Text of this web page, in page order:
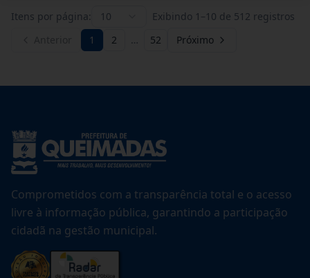
Itens por página: 10 Exibindo 1 –10 de 512 registros
1 2 … 52 Próximo
Comprometidos com a transparência total e o acesso
livre à informação pública, garantindo a participação
cidadã na gestão municipal.